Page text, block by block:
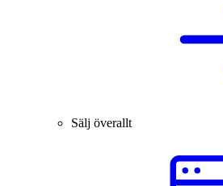
Sälj överallt